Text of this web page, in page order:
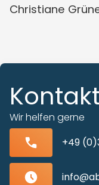
Christiane
Kontakt
Wir helfen gerne
+49